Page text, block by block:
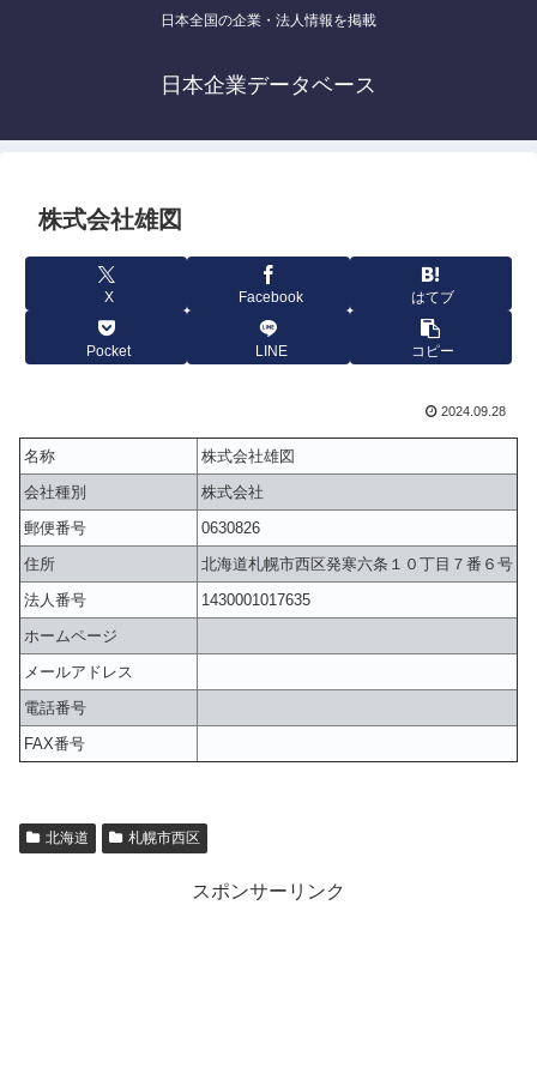
日本全国の企業・法人情報を掲載
日本企業データベース
株式会社雄図
X Facebook はてブ
Pocket LINE コピー
2024.09.28
名称
株式会社雄図
会社種別
株式会社
郵便番号
0630826
住所
北海道札幌市西区発寒六条１０丁目７番６号
法人番号
1430001017635
ホームページ
メールアドレス
電話番号
FAX番号
北海道 札幌市西区
スポンサーリンク